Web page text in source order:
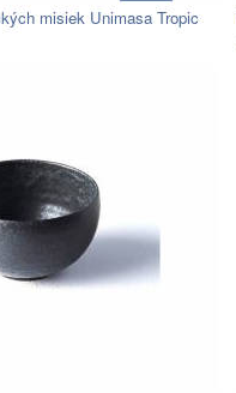
misiek Unimasa Tropic